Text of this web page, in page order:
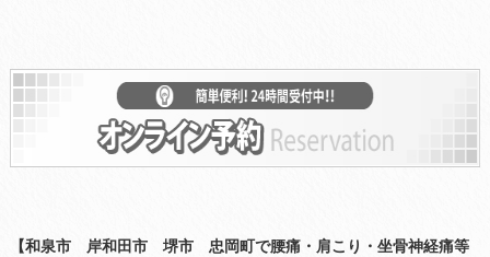
【和泉市 岸和田市 堺市 忠岡町で腰痛・肩こり・坐骨神経痛等